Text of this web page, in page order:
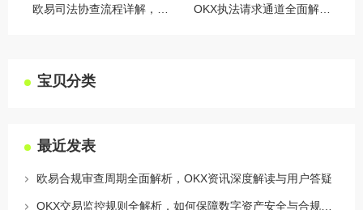
宝贝分类
最近发表
欧易合规审查周期全面解析，OKX资讯深度解读与用户答疑